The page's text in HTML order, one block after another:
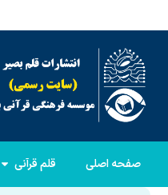
صفحه اصلی قلم قرآنی